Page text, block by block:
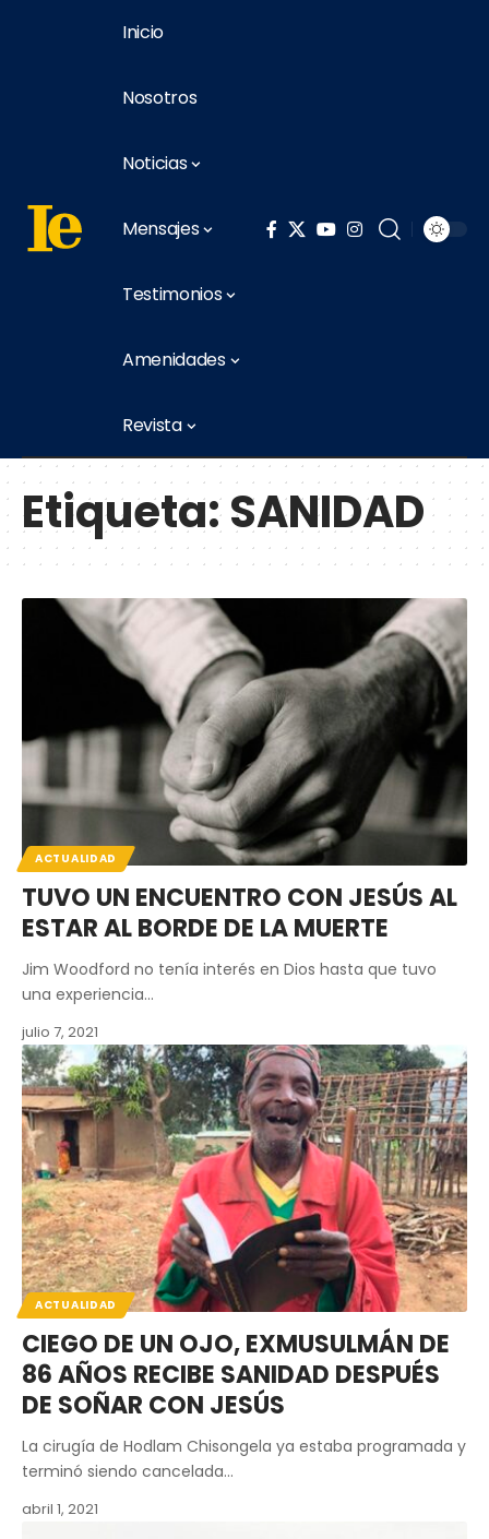
Inicio
Nosotros
Noticias
Mensajes
Testimonios
Amenidades
Revista
Etiqueta:SANIDAD
ACTUALIDAD
TUVO UN ENCUENTRO CON JESÚS AL
ESTAR AL BORDE DE LA MUERTE
Jim Woodford no tenía interés en Dios hasta que tuvo
una experiencia…
julio 7, 2021
ACTUALIDAD
CIEGO DE UN OJO, EXMUSULMÁN DE
86 AÑOS RECIBE SANIDAD DESPUÉS
DE SOÑAR CON JESÚS
La cirugía de Hodlam Chisongela ya estaba programada y
terminó siendo cancelada…
abril 1, 2021